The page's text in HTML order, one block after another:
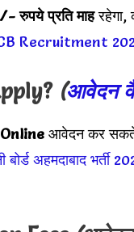
रुपयेप्रति माहरहेगा,
Recruitment
(आवेदन
Online आवेदन कर सकते
बोर्ड अहमदाबाद भर्ती